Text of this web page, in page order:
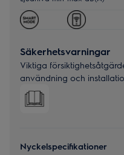
Säkerhetsvarningar
Viktiga
användning och
Nyckelspecifikationer